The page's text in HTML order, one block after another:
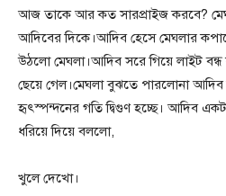
আজ তাকে আর কত সারপ্রাইজ করবে?
আদিবের দিকে।আদিব হেসে মেঘলার
উঠলো মেঘলা।আদিব সরে গিয়ে লাইট
ছেয়ে গেল।মেঘলা বুঝতে পারলোনা
হৃৎস্পন্দনের গতি দ্বিগুণ হচ্ছে। আদিব
ধরিয়ে দিয়ে বললো,
খুলে দেখো।